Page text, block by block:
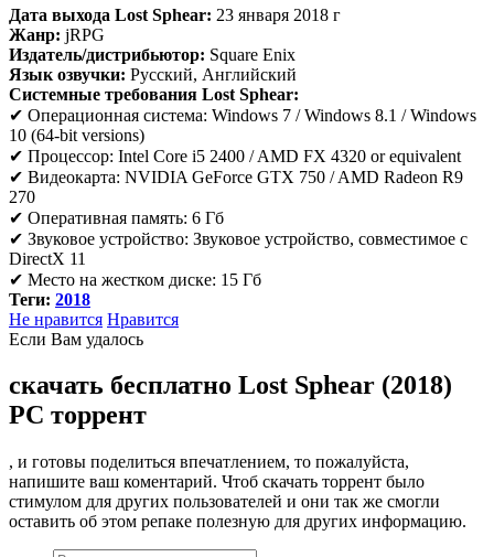
Дата выхода Lost Sphear: 23 января 2018 г
Жанр: jRPG
Издатель/дистрибьютор: Square Enix
Язык озвучки: Русский, Английский
Системные требования Lost Sphear:
✔ Операционная система: Windows 7 / Windows 8.1 / Windows
10 (64-bit versions)
✔ Процессор: Intel Core i5 2400 / AMD FX 4320 or equivalent
✔ Видеокарта: NVIDIA GeForce GTX 750 / AMD Radeon R9
270
✔ Оперативная память: 6 Гб
✔ Звуковое устройство: Звуковое устройство, совместимое с
DirectX 11
✔ Место на жестком диске: 15 Гб
Теги: 2018
Не нравится Нравится
Если Вам удалось
скачать бесплатно Lost Sphear (2018)
PC торрент
, и готовы поделиться впечатлением, то пожалуйста,
напишите ваш коментарий. Чтоб скачать торрент было
стимулом для других пользователей и они так же смогли
оставить об этом репаке полезную для других информацию.